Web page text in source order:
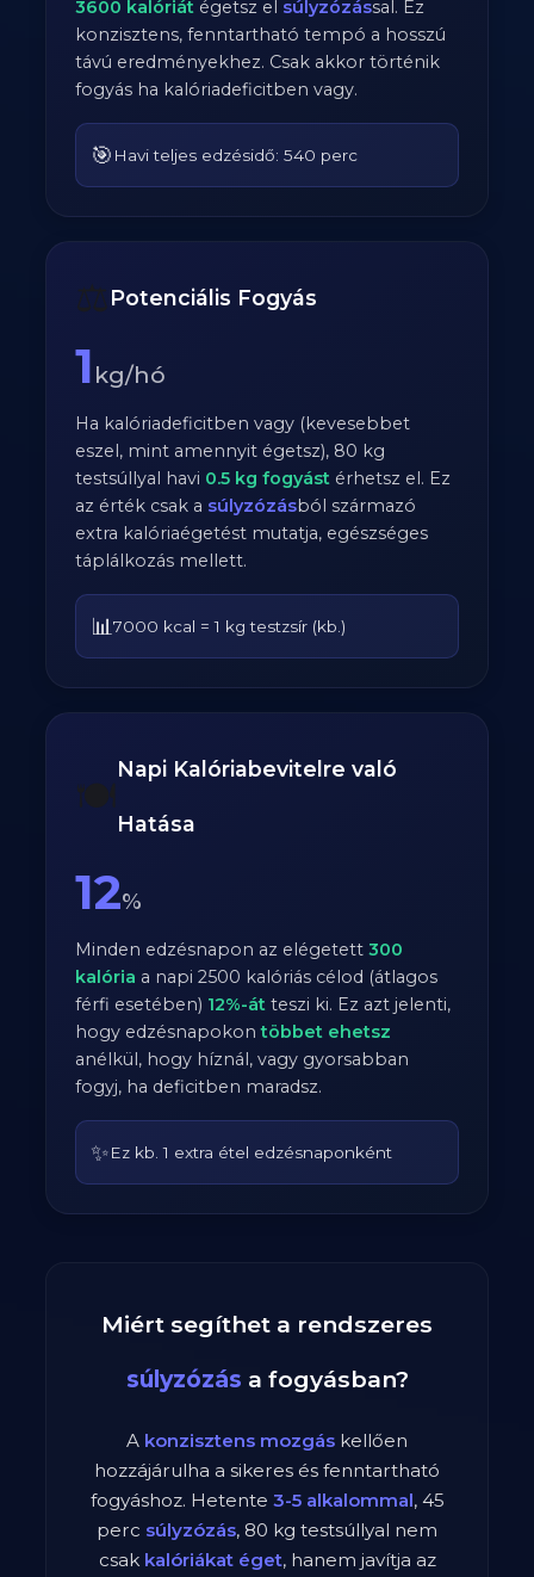
3600 kalóriát égetsz el súlyzózással. Ez
konzisztens, fenntartható tempó a hosszú
távú eredményekhez. Csak akkor történik
fogyás ha kalóriadeficitben vagy.
🎯 Havi teljes edzésidő: 540 perc
⚖️ Potenciális Fogyás
1 kg/hó
Ha kalóriadeficitben vagy (kevesebbet
eszel, mint amennyit égetsz), 80 kg
testsúllyal havi 0.5 kg fogyást érhetsz el. Ez
az érték csak a súlyzózásból származó
extra kalóriaégetést mutatja, egészséges
táplálkozás mellett.
📊7000 kcal = 1 kg testzsír (kb.)
🍽️
Napi Kalóriabevitelre való
Hatása
12%
Minden edzésnapon az elégetett300
kalória a napi2500 kalóriás célod (átlagos
férfi esetében) 12%-át teszi ki. Ez azt jelenti,
hogy edzésnapokontöbbet ehetsz
anélkül, hogy híznál, vagy gyorsabban
fogyj, ha deficitben maradsz.
✨Ez kb. 1 extra étel edzésnaponként
Miért segíthet a rendszeres
súlyzózás a fogyásban?
A konzisztens mozgás kellően
hozzájárulha a sikeres és fenntartható
fogyáshoz. Hetente 3-5 alkalommal, 45
perc súlyzózás, 80 kg testsúllyal nem
csak kalóriákat éget, hanem javítja az